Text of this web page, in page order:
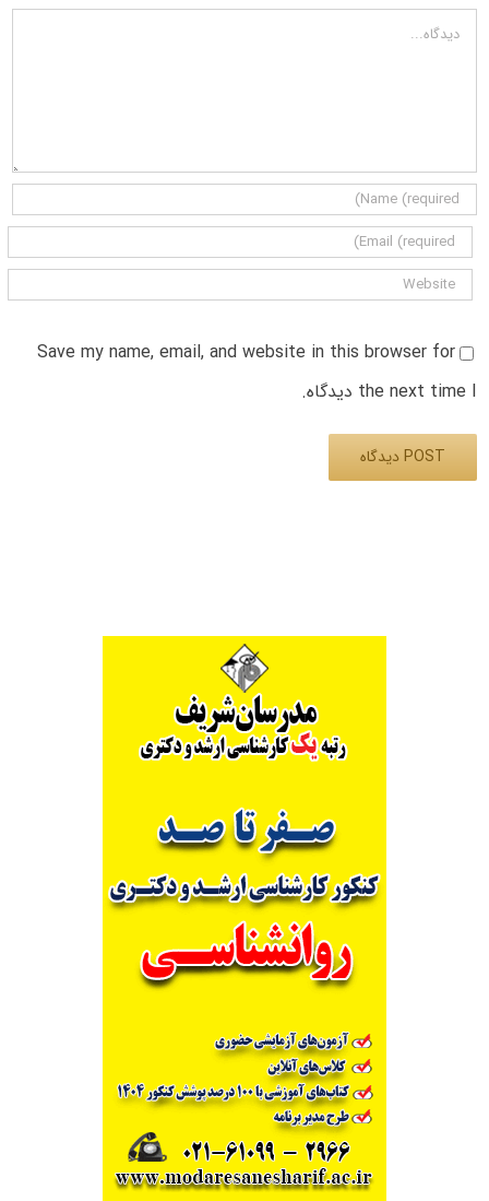
دیدگاه
Save my name, email, and website in this browser for
the next time I دیدگاه.